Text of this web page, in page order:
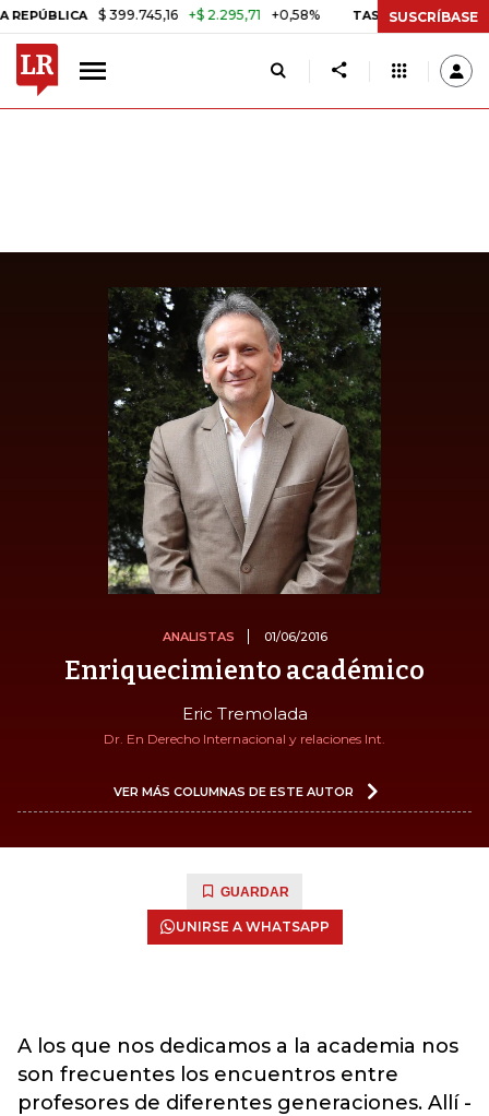
$ 399.745,16 +$ 2.295,71 +0,58% TASA DE USURA CRÉDITO
SUSCRÍBASE
ANALISTAS 01/06/2016
Enriquecimiento académico
Eric Tremolada
Dr. En Derecho Internacional y relaciones Int.
VER MÁS COLUMNAS DE ESTE AUTOR
GUARDAR
UNIRSE A WHATSAPP
A los que nos dedicamos a la academia nos
son frecuentes los encuentros entre
profesores de diferentes generaciones. Allí -